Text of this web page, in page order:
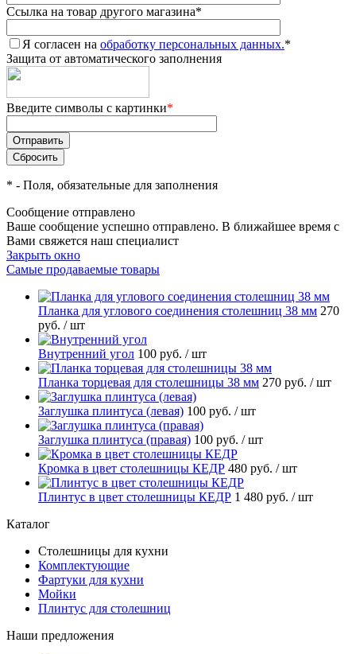
Ссылка на товар другого магазина*
Я согласен на обработку персональных данных.*
Защита от автоматического заполнения
едите символы с картинки*
* - Поля, обязательные для заполнения
Сообщение отправлено
аше сообщение успешно отправлено. В ближайшее время с
ами свяжется наш специалист
Закрыть окно
Самые продаваемые товары
Планка для углового соединения столешниц 38 мм 270
руб. / шт
нутренний угол 100 руб. / шт
Планка торцевая для столешницы 38 мм 270 руб. / шт
Заглушка плинтуса (левая) 100 руб. / шт
Заглушка плинтуса (правая) 100 руб. / шт
Кромка в цвет столешницы КЕДР 480 руб. / шт
Плинтус в цвет столешницы КЕДР 1 480 руб. / шт
Катало
Столешницы для кухни
Комплектующие
Фартуки для кухни
Мойки
Плинтус для столешниц
Наши предложения